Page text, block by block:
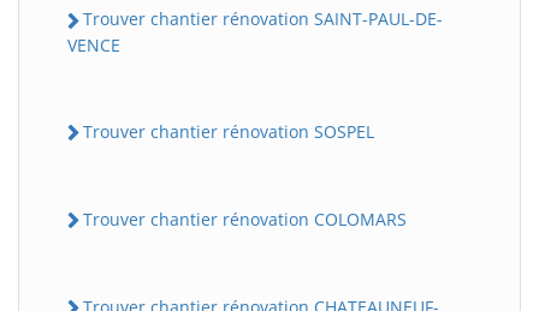
Trouver chantier rénovation SAINT-PAUL-DE-
VENCE
Trouver chantier rénovation SOSPEL
Trouver chantier rénovation COLOMARS